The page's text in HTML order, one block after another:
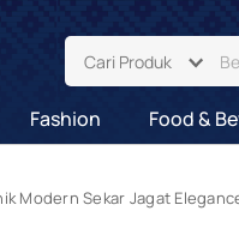
Cari Produk
Fashion Food &
Modern Sekar Jagat